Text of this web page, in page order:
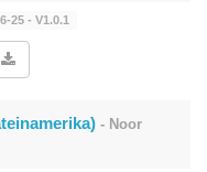
25 - V1.0.1
- Noor